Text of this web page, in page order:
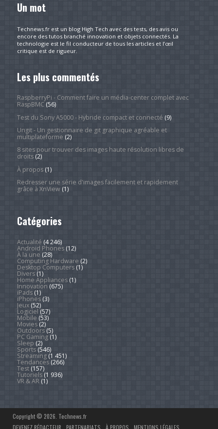
Un mot
Technews.fr est un blog High Tech avec des tests, des avis ou
encore des tutos branché innovation et objets connectés. La
technologie est le fil conducteur de tous les articles et l’œil
critique est de rigueur.
Les plus commentés
RaspberryPi - Comment faire un média-center complet avec
RaspBMC(56)
Test du Sony A5000 - Hybride compact et connecté (9)
Ungit - Un gestionnaire de git graphique agréable et
multiplateforme (2)
8 sites pour trouver des images haute résolution libres de
droits(2)
À propos(1)
Redresser une série d'images facilement et rapidement
grâce à XnView(1)
Catégories
Actualité (4 246)
Android Phones(12)
À la une (28)
Computing Hardware (2)
Desktop Computers(1)
Divers(1)
Home Appliances(1)
Innovation (675)
iPads(1)
iPhones(3)
Jeux(52)
Logiciel (57)
Mobile (53)
Movies(2)
Outdoors(5)
PC Gaming(1)
Sleep (2)
Sports(546)
Streaming(1 451)
Tendances(266)
Test(157)
Tutoriels(1 936)
VR & AR(1)
Copyright © 2026. Technews.fr